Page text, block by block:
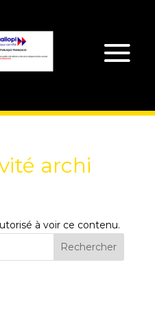
archi
à voir ce contenu.